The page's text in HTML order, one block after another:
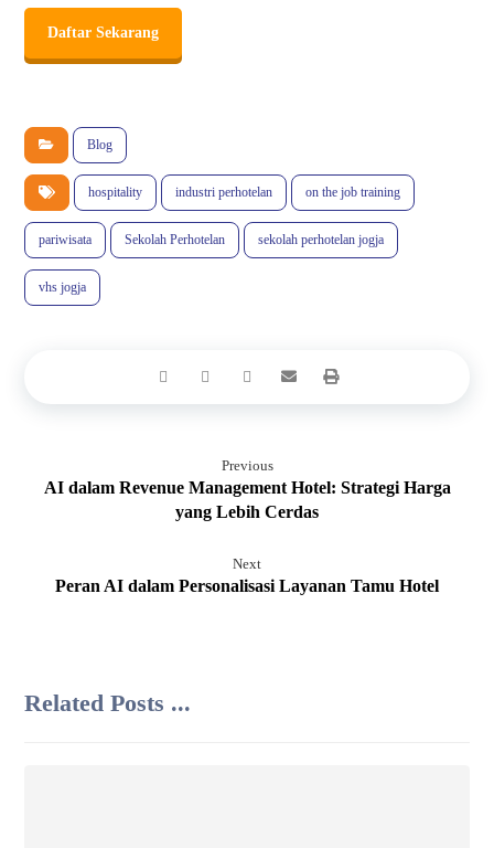
Daftar Sekarang
Blog
hospitality industri perhotelan on the job training
pariwisata Sekolah Perhotelan sekolah perhotelan jogja
vhs jogja
Previous
AI dalam Revenue Management Hotel: Strategi Harga
yang Lebih Cerdas
Next
Peran AI dalam Personalisasi Layanan Tamu Hotel
Related Posts ...